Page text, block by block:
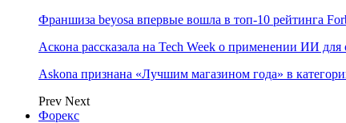
Франшиза beyosa впервые вошла в топ-10 рейтинга
Аскона рассказала на Tech Week о применении ИИ
Askona признана «Лучшим магазином года» в
Prev Next
Форекс